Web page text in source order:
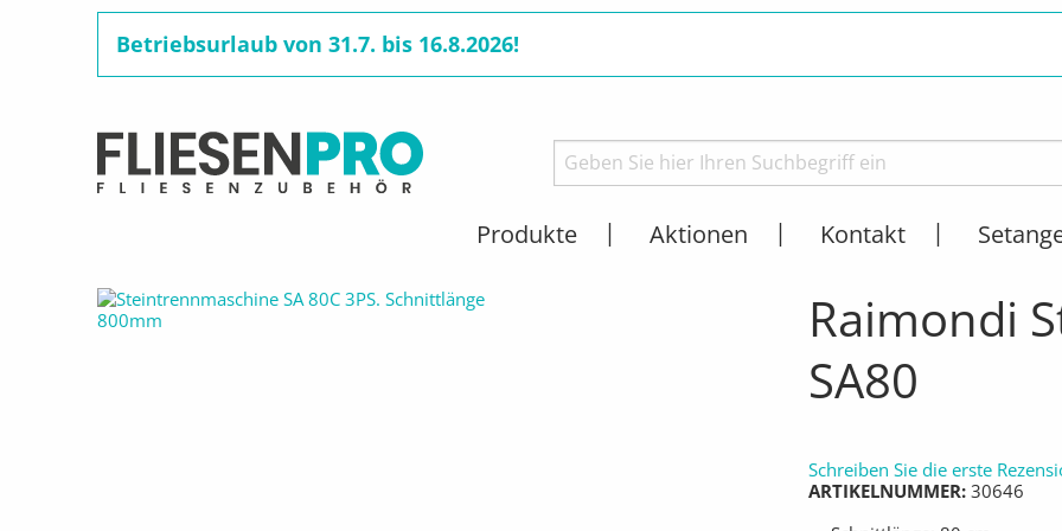
Betriebsurlaub von 31.7. bis 16.8.2026!
Produkte Aktionen Kontakt
STEIN-TRENNMASCHINEN STEINTRENNMASCHINEN AKTUELL:
RAIMONDI
Raimondi
SA80
Schreiben Sie die erste
ARTIKELNUMMER 30646